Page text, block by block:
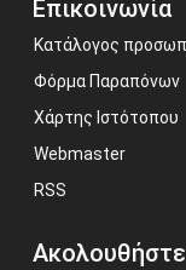
Επικοινωνία
Κατάλογος
Φόρμα Παραπόνων
Χάρτης Ιστότοπου
Webmaster
RSS